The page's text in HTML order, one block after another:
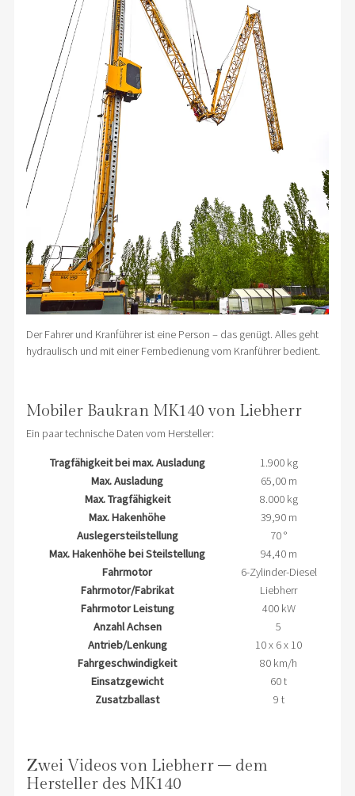
Der Fahrer und Kranführer ist eine Person – das genügt. Alles geht
hydraulisch und mit einer Fernbedienung vom Kranführer bedient.
Mobiler Baukran MK140 von Liebherr
Ein paar technische Daten vom Hersteller:
Tragfähigkeit bei max. Ausladung
1.900 kg
Max. Ausladung
65,00 m
Max. Tragfähigkeit
8.000 kg
Max. Hakenhöhe
39,90 m
Auslegersteilstellung
70 °
Max. Hakenhöhe bei Steilstellung
94,40 m
Fahrmotor
6-Zylinder-Diesel
Fahrmotor/Fabrikat
Liebherr
Fahrmotor Leistung
400 kW
Anzahl Achsen
5
Antrieb/Lenkung
10 x 6 x 10
Fahrgeschwindigkeit
80 km/h
Einsatzgewicht
60 t
Zusatzballast
9 t
Zwei Videos von Liebherr – dem
Hersteller des MK140